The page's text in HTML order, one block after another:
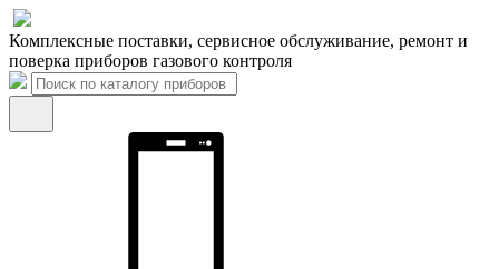
Комплексные поставки, сервисное обслуживание, ремонт и
поверка приборов газового контроля